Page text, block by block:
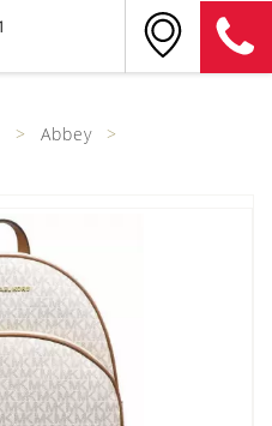
Abbey